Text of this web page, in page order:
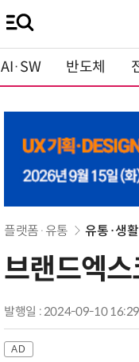
AI·SW 반도체
플랫폼·유통 유통·생활
브랜드엑
발행일 : 2024-09-10 16:29